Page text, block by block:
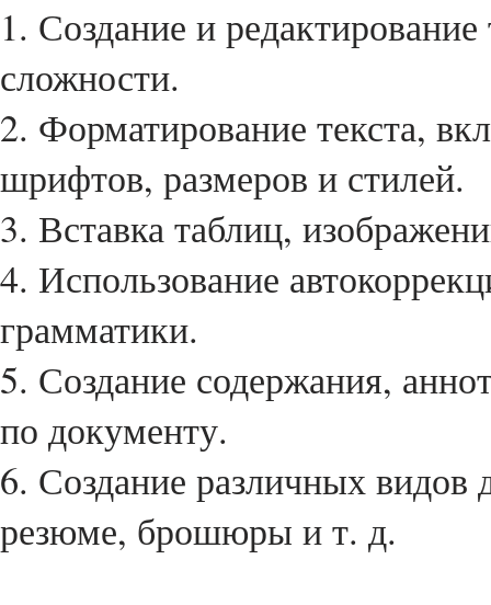
1. Создание и
сложности.
2. Форматирование текста,
шрифтов, размеров и стилей.
3. Вставка таблиц,
4. Использование
грамматики.
5. Создание содержания,
по документу.
6. Создание различных видов
резюме, брошюры и т. д.